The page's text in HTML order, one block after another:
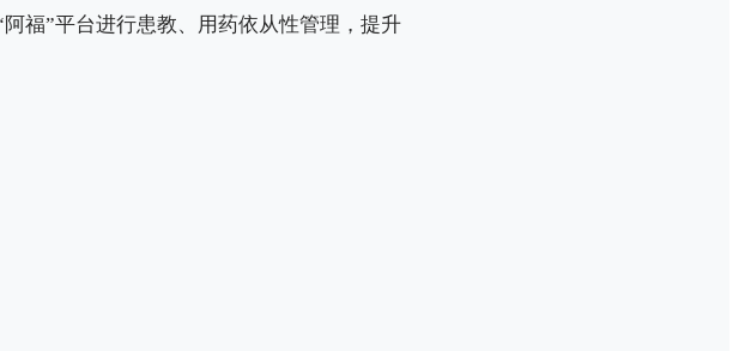
福”平台进行患教、用药依从性管理，提升